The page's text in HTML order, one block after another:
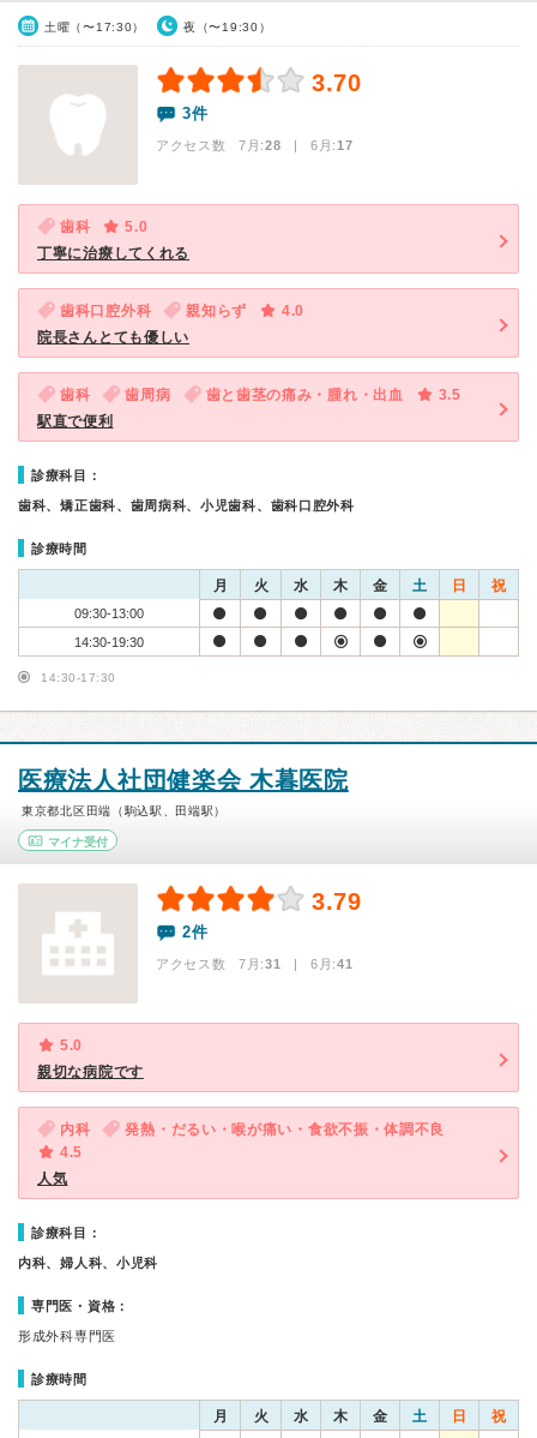
土曜（〜17:30） 夜（〜19:30）
3.70
3件
アクセス数 7月:28 | 6月:17
歯科
5.0
丁寧に治療してくれる
歯科口腔外科 親知らず
4.0
院長さんとても優しい
歯科 歯周病 歯と歯茎の痛み・腫れ・出血
3.5
駅直で便利
診療科目：
歯科、矯正歯科、歯周病科、小児歯科、歯科口腔外科
診療時間
月 火 水 木 金 土 日 祝
09:30-13:00
14:30-19:30
14:30-17:30
医療法人社団健楽会 木暮医院
東京都北区田端（駒込駅、田端駅）
マイナ受付
3.79
2件
アクセス数 7月:31 | 6月:41
5.0
親切な病院です
内科
発熱・だるい・喉が痛い・食欲不振・体調不良
4.5
人気
診療科目：
内科、婦人科、小児科
専門医・資格：
形成外科専門医
診療時間
月 火 水 木 金 土 日 祝